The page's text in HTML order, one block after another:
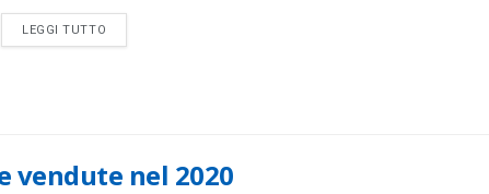
LEGGI TUTTO
vendute nel 2020